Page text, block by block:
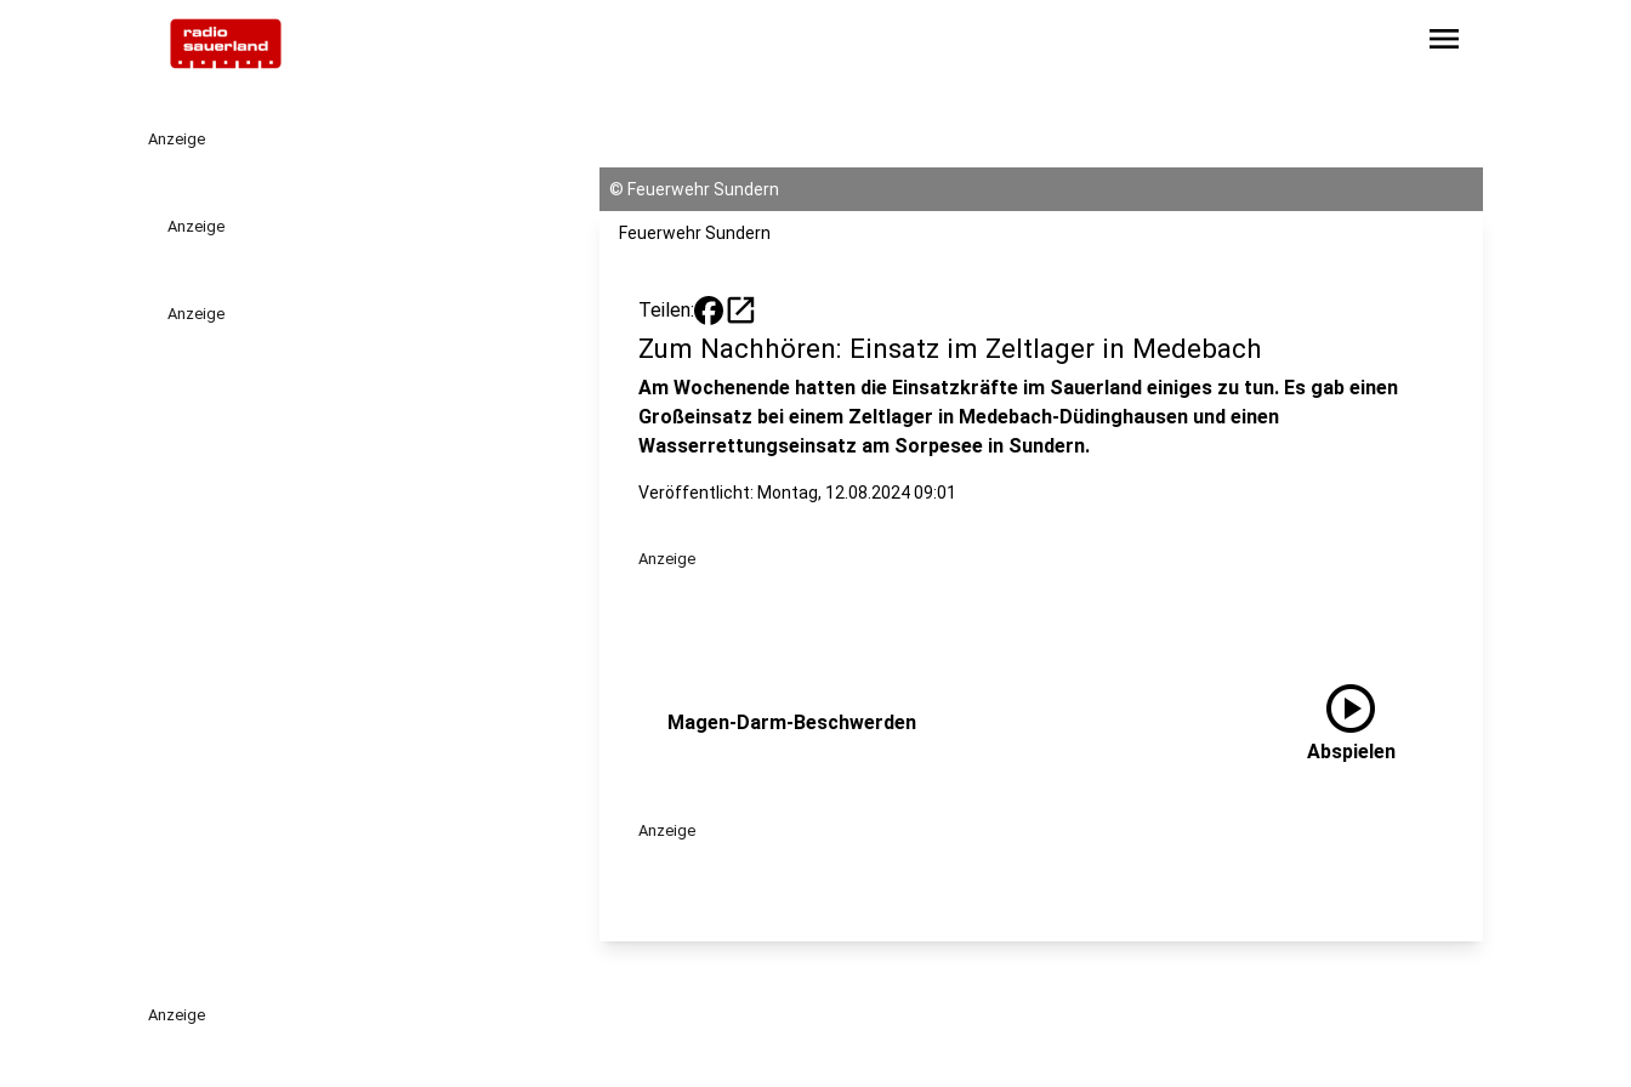
menu
Anzeige
Anzeige
Anzeige
© Feuerwehr Sundern
Feuerwehr Sundern
Teilen: open_in_new
Zum Nachhören: Einsatz im Zeltlager in Medebach
Am Wochenende hatten die Einsatzkräfte im Sauerland einiges zu tun. Es gab einen
Großeinsatz bei einem Zeltlager in Medebach-Düdinghausen und einen
Wasserrettungseinsatz am Sorpesee in Sundern.
Veröffentlicht: Montag, 12.08.2024 09:01
Anzeige
Magen-Darm-Beschwerden play_circle
Abspielen
Anzeige
Anzeige